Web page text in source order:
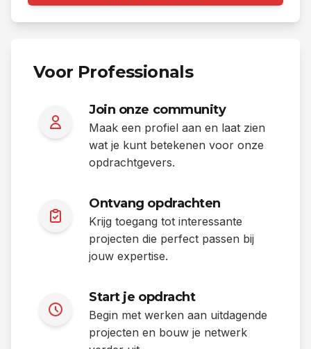
Voor Professionals
Join onze community
Maak een profiel aan en laat zien
wat je kunt betekenen voor onze
opdrachtgevers.
Ontvang opdrachten
Krijg toegang tot interessante
projecten die perfect passen bij
jouw expertise.
Start je opdracht
Begin met werken aan uitdagende
projecten en bouw je netwerk